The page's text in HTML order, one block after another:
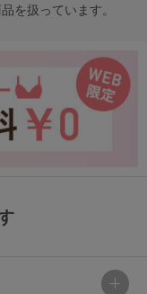
を扱っています。